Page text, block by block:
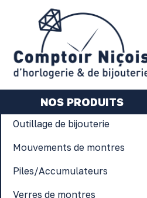
NOS PRODUITS
Outillage de bijouterie
Mouvements de montres
Piles/Accumulateurs
Verres de montres
Gérer les préférences en matière